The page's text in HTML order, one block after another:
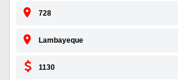
728
Lambayeque
1130